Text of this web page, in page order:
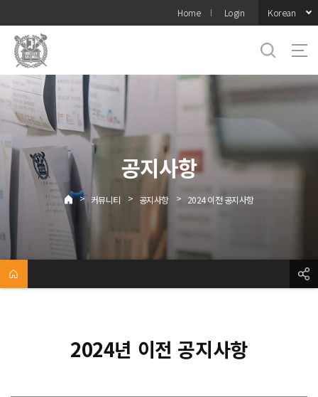
메뉴
Home Login Korean
공지사항
> 커뮤니티 > 공지사항 > 2024 이전 공지사항
2024년 이전 공지사항